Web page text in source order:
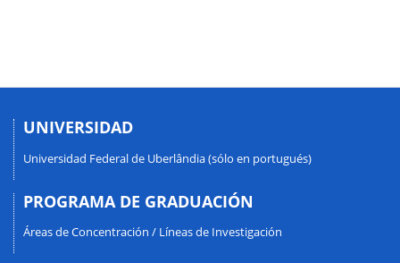
UNIVERSIDAD
Universidad Federal de Uberlândia (sólo en portugués)
PROGRAMA DE GRADUACIÓN
Áreas de Concentración / Líneas de Investigación